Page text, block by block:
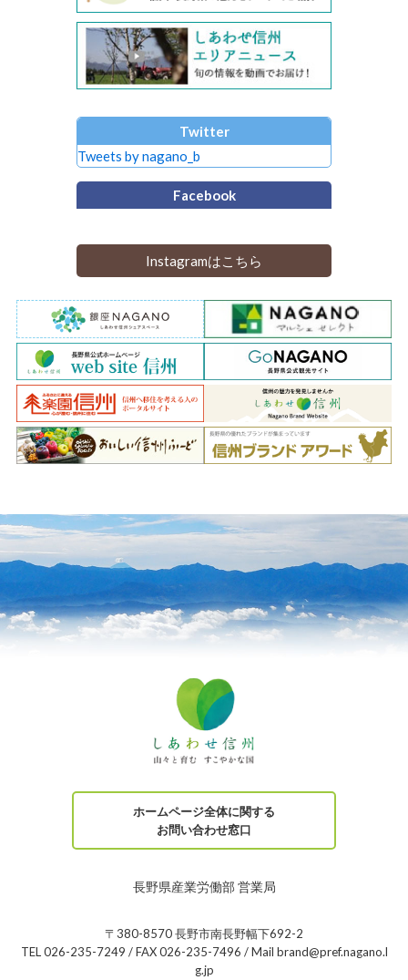
Twitter
Tweets by nagano_b
Facebook
Instagramはこちら
ホームページ全体に関する
お問い合わせ窓口
長野県産業労働部 営業局
〒380-8570 長野市南長野幅下692-2
TEL 026-235-7249 / FAX 026-235-7496 / Mail brand@pref.nagano.l
g.jp